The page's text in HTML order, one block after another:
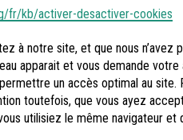
fr/kb/activer-desactiver-cookies
à notre site, et que nous
apparait et vous demande
un accès optimal au
toutefois, que vous ayez
utilisiez le même navigateur